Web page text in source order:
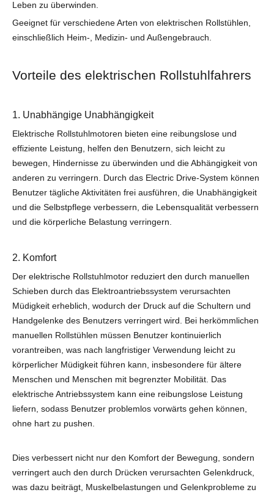
Leben zu überwinden.
Geeignet für verschiedene Arten von elektrischen Rollstühlen,
einschließlich Heim-, Medizin- und Außengebrauch.
Vorteile des elektrischen Rollstuhlfahrers
1. Unabhängige Unabhängigkeit
Elektrische Rollstuhlmotoren bieten eine reibungslose und
effiziente Leistung, helfen den Benutzern, sich leicht zu
bewegen, Hindernisse zu überwinden und die Abhängigkeit von
anderen zu verringern. Durch das Electric Drive-System können
Benutzer tägliche Aktivitäten frei ausführen, die Unabhängigkeit
und die Selbstpflege verbessern, die Lebensqualität verbessern
und die körperliche Belastung verringern.
2. Komfort
Der elektrische Rollstuhlmotor reduziert den durch manuellen
Schieben durch das Elektroantriebssystem verursachten
Müdigkeit erheblich, wodurch der Druck auf die Schultern und
Handgelenke des Benutzers verringert wird. Bei herkömmlichen
manuellen Rollstühlen müssen Benutzer kontinuierlich
vorantreiben, was nach langfristiger Verwendung leicht zu
körperlicher Müdigkeit führen kann, insbesondere für ältere
Menschen und Menschen mit begrenzter Mobilität. Das
elektrische Antriebssystem kann eine reibungslose Leistung
liefern, sodass Benutzer problemlos vorwärts gehen können,
ohne hart zu pushen.
Dies verbessert nicht nur den Komfort der Bewegung, sondern
verringert auch den durch Drücken verursachten Gelenkdruck,
was dazu beiträgt, Muskelbelastungen und Gelenkprobleme zu